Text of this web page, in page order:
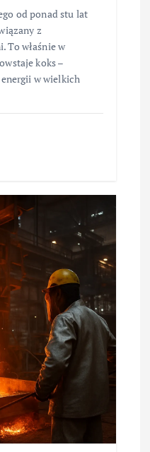
od ponad stu lat
z
To właśnie w
koks –
w wielkich